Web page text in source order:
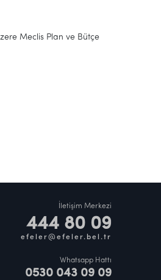
Meclis Plan ve Bütçe
İletişim Merkezi
444 80 09
efeler@efeler.bel.tr
Whatsapp Hattı
0530 043 09 09